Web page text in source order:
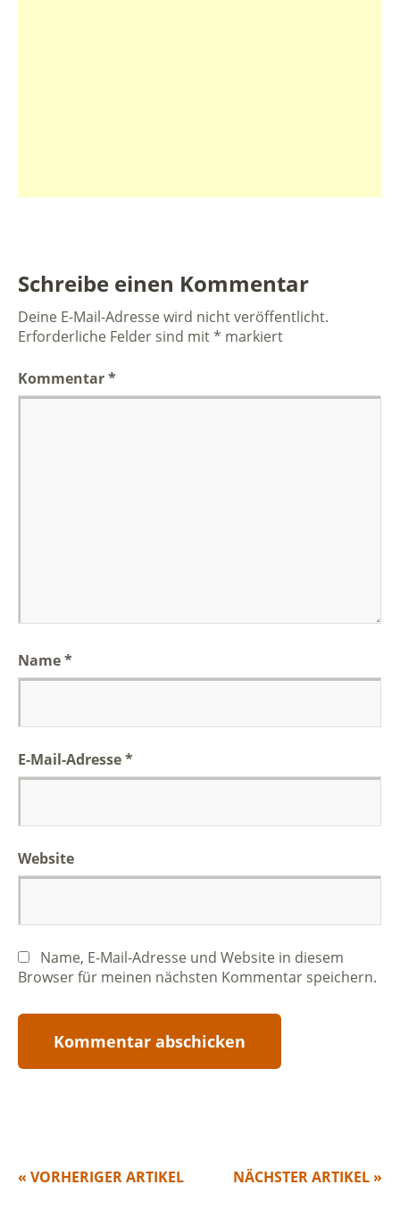
Schreibe einen Kommentar
Deine E-Mail-Adresse wird nicht veröffentlicht.
Erforderliche Felder sind mit* markiert
Kommentar*
Name*
E-Mail-Adresse*
Website
Name, E-Mail-Adresse und Website in diesem
Browser für meinen nächsten Kommentar speichern.
NÄCHSTER ARTIKEL »
« VORHERIGER ARTIKEL